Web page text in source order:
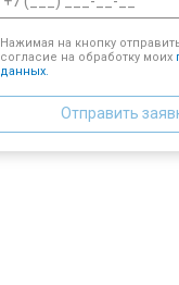
Нажимая на кнопку
согласие на обработку моих
данных.
Отправить